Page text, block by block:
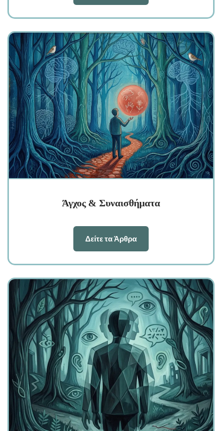
Άγχος & Συναισθήματα
Δείτε τα Άρθρα